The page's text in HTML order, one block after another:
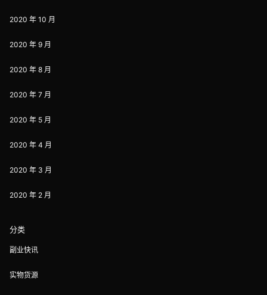
2020 年 10 月
2020 年 9 月
2020 年 8 月
2020 年 7 月
2020 年 5 月
2020 年 4 月
2020 年 3 月
2020 年 2 月
分类
副业快讯
实物货源